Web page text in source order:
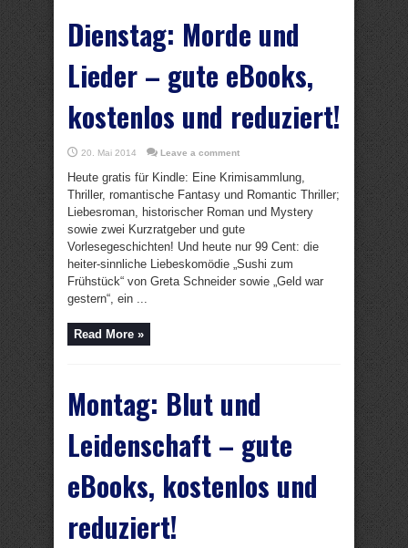
Dienstag: Morde und
Lieder – gute eBooks,
kostenlos und reduziert!
20. Mai 2014 Leave a comment
Heute gratis für Kindle: Eine Krimisammlung,
Thriller, romantische Fantasy und Romantic Thriller;
Liebesroman, historischer Roman und Mystery
sowie zwei Kurzratgeber und gute
Vorlesegeschichten! Und heute nur 99 Cent: die
heiter-sinnliche Liebeskomödie „Sushi zum
Frühstück“ von Greta Schneider sowie „Geld war
gestern“, ein ...
Read More »
Montag: Blut und
Leidenschaft – gute
eBooks, kostenlos und
reduziert!